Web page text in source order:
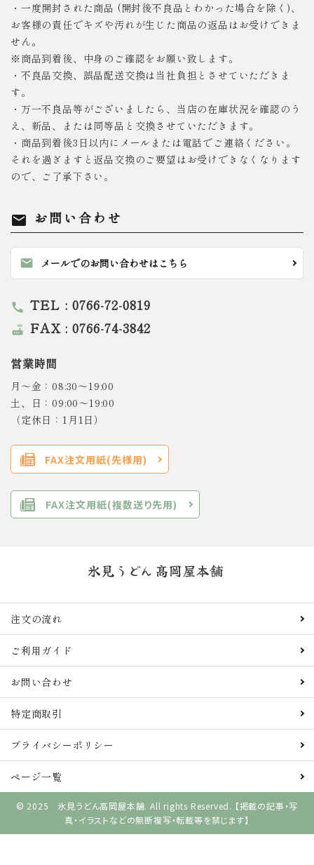
・一度開封された商品 (開封後不良品とわかった場合を除く)、
お客様の責任でキズや汚れが生じた商品の返品はお受けできま
せん。
※商品到着後、中身のご確認をお願い致します。
・不良品交換、誤品配送交換は当社負担とさせていただきま
す。
・万一不良品等がございましたら、当店の在庫状況を確認のう
え、新品、または同等品と交換させていただきます。
・商品到着後3日以内にメールまたは電話でご連絡ください。
それを過ぎますと返品交換のご要望はお受けできなくなります
ので、ご了承下さい。
mail お問い合わせ
mail メールでのお問い合わせはこちら
call TEL : 0766-72-0819
router FAX : 0766-74-3842
営業時間
月～金：08:30～19:00
土、日：09:00～19:00
（定休日：1月1日）
FAX注文用紙(先様用)
FAX注文用紙(複数送り先用)
注文の流れ
ご利用ガイド
お問い合わせ
特定商取引
プライバシーポリシー
ページ一覧
© 2025 氷見うどん高岡屋本舗. All rights Reserved. 【掲載の記事・写
真・イラストなどの無断複写・転載等を禁じます】